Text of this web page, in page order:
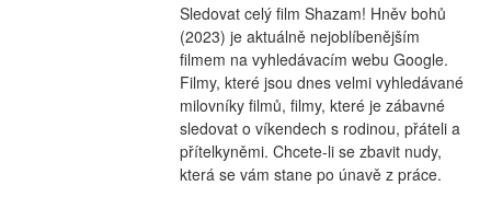
Sledovat celý film Shazam! Hněv bohů
(2023) je aktuálně nejoblíbenějším
filmem na vyhledávacím webu Google.
Filmy, které jsou dnes velmi vyhledávané
milovníky filmů, filmy, které je zábavné
sledovat o víkendech s rodinou, přáteli a
přítelkyněmi. Chcete-li se zbavit nudy,
která se vám stane po únavě z práce.